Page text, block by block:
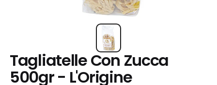
Tagliatelle Con Zucca
500gr - L'Origine